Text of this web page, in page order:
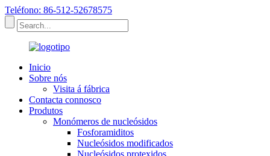
Teléfono: 86-512-52678575
Inicio
Sobre nós
Visita á fábrica
Contacta connosco
Produtos
Monómeros de nucleósidos
Fosforamiditos
Nucleósidos modificados
Nucleósidos protexidos